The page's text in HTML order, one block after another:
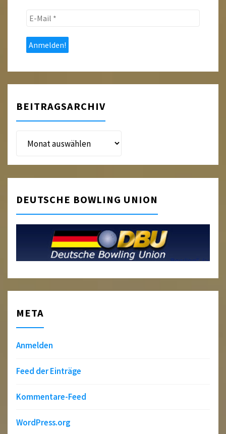
E-
*
BEITRAGSARCHIV
Beitragsarchiv
DEUTSCHE BOWLING UNION
META
Anmelden
Feed der Einträge
Kommentare-Feed
WordPress.org